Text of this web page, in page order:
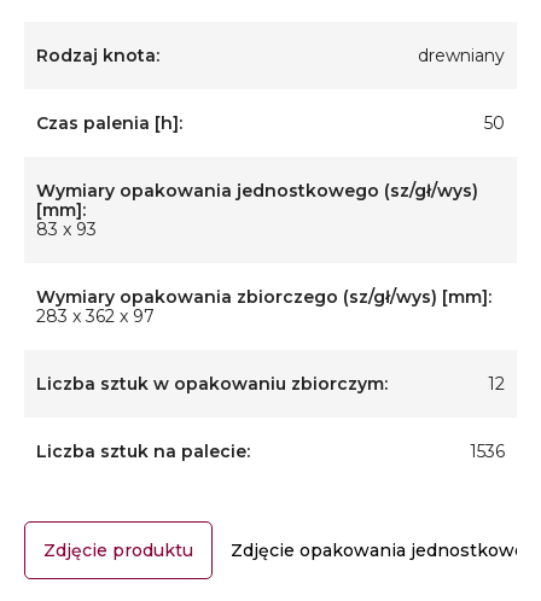
Rodzaj knota: drewniany
Czas palenia [h]: 50
Wymiary opakowania jednostkowego (sz/gł/wys)
[mm]:
83 x 93
Wymiary opakowania zbiorczego (sz/gł/wys) [mm]:
283 x 362 x 97
Liczba sztuk w opakowaniu zbiorczym: 12
Liczba sztuk na palecie: 1536
Zdjęcie produktu Zdjęcie opakowania